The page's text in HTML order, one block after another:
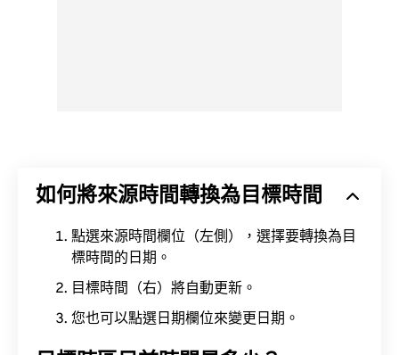
如何將來源時間轉換為目標時間
點選來源時間欄位（左側），選擇要轉換為目
標時間的日期。
目標時間（右）將自動更新。
您也可以點選日期欄位來變更日期。